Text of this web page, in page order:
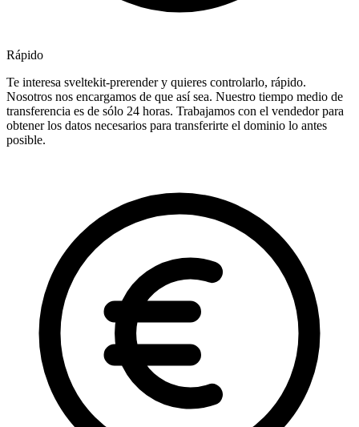
Rápido
Te interesa sveltekit-prerender y quieres controlarlo, rápido.
Nosotros nos encargamos de que así sea. Nuestro tiempo medio de
transferencia es de sólo 24 horas. Trabajamos con el vendedor para
obtener los datos necesarios para transferirte el dominio lo antes
posible.